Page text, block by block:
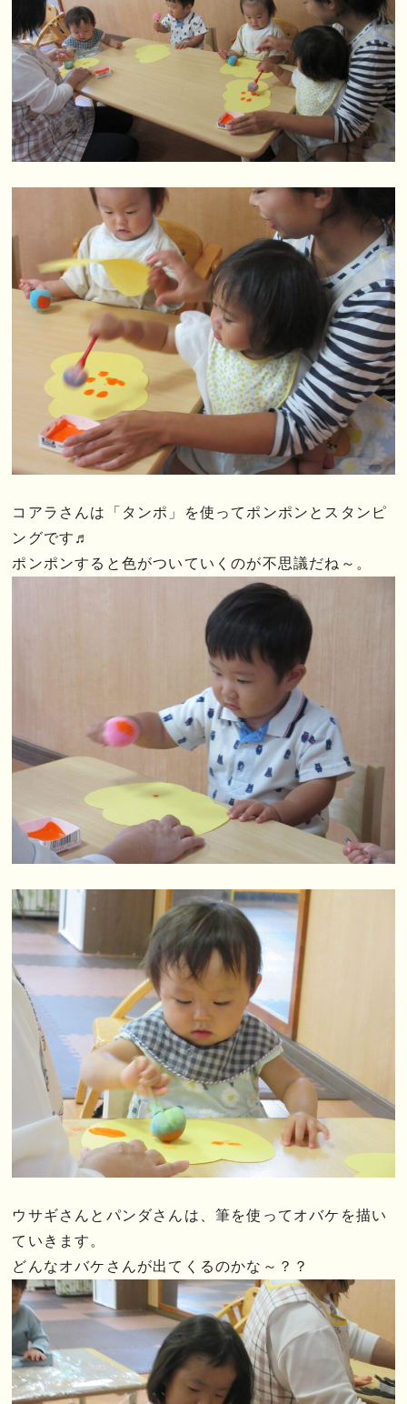
コアラさんは「タンポ」を使ってポンポンとスタンピ
ングです♬
ポンポンすると色がついていくのが不思議だね～。
ウサギさんとパンダさんは、筆を使ってオバケを描い
ていきます。
どんなオバケさんが出てくるのかな～？？